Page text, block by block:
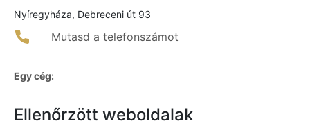
Nyíregyháza, Debreceni út 93
Mutasd a telefonszámot
Egy cég:
Ellenőrzött weboldalak